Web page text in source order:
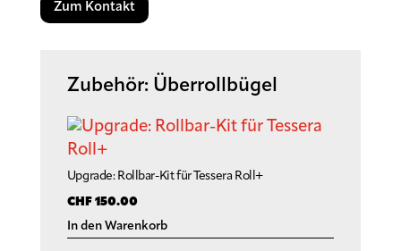
Zum Kontakt
Zubehör: Überrollbügel
Upgrade: Rollbar-Kit für Tessera Roll+
CHF150.00
In den Warenkorb